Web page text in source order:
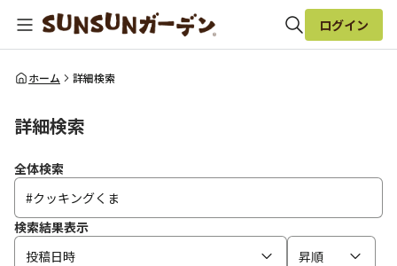
全体検索
ログイン
ホーム 詳細検索
詳細検索
全体検索
検索結果表示
投稿日時
昇順